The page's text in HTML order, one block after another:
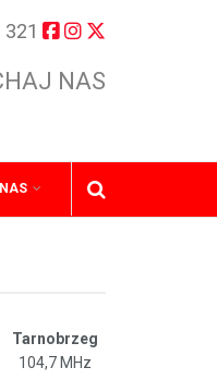
NAS
Tarnobrzeg
104,7 MHz